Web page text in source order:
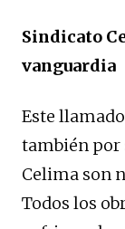
Sindicato
vanguardia
Este
también por
Celima son
Todos los